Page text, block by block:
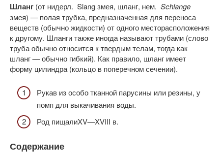
Шланг (от нидерл. Slang змея, шланг, нем. Schlange
змея) — полая трубка, предназначенная для переноса
веществ (обычно жидкости) от одного месторасположения
к другому. Шланги также иногда называют трубами (слово
труба обычно относится к твердым телам, тогда как
шланг — обычно гибкий). Как правило, шланг имеет
форму цилиндра (кольцо в поперечном сечении).
Рукав из особо тканной парусины или резины, у
помп для выкачивания воды.
Род пищалиXV—XVIII в.
Содержание